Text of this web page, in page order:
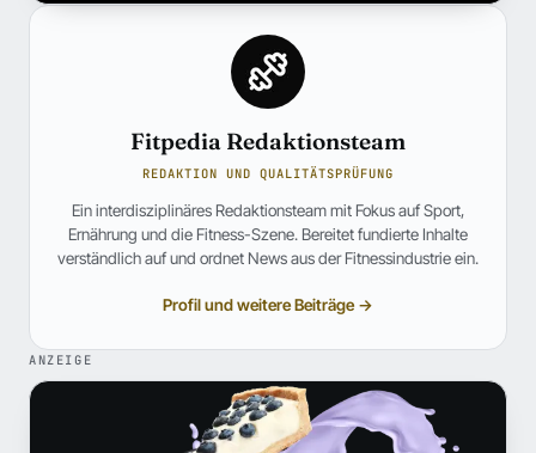
Fitpedia Redaktionsteam
REDAKTION UND QUALITÄTSPRÜFUNG
Ein interdisziplinäres Redaktionsteam mit Fokus auf Sport,
Ernährung und die Fitness-Szene. Bereitet fundierte Inhalte
verständlich auf und ordnet News aus der Fitnessindustrie ein.
Profil und weitere Beiträge →
ANZEIGE